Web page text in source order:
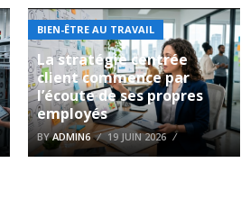
BIEN-ÊTRE AU TRAVAIL
La stratégie centrée
client commence par
l’écoute de ses propres
employés
BYADMIN6 19 JUIN 2026